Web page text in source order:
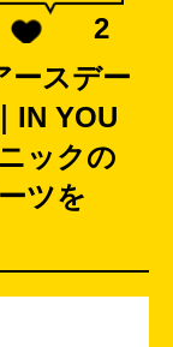
2
ースデー
IN YOU
ックの
ツを